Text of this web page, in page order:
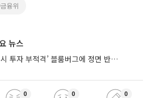
융위
뉴스
금융위, ‘한국 증시 투자 부적격’ 블룸버그에 정면 반박…“근거 불분명”
0 0 0